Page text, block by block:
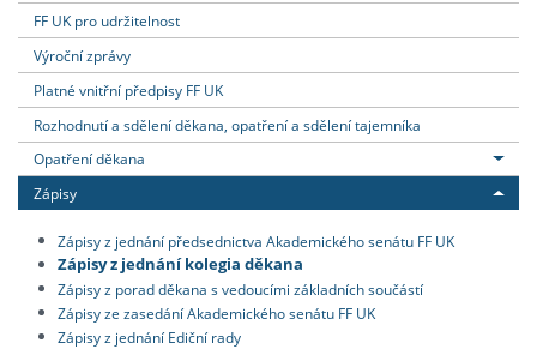
FF UK pro udržitelnost
Výroční zprávy
Platné vnitřní předpisy FF UK
Rozhodnutí a sdělení děkana, opatření a sdělení tajemníka
Opatření děkana
Zápisy
Zápisy z jednání předsednictva Akademického senátu FF UK
Zápisy z jednání kolegia děkana
Zápisy z porad děkana s vedoucími základních součástí
Zápisy ze zasedání Akademického senátu FF UK
Zápisy z jednání Ediční rady